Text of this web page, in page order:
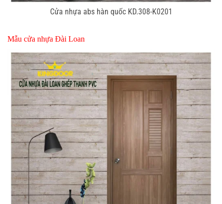
Cửa nhựa abs hàn quốc KD.308-K0201
Mẫu cửa nhựa Đài Loan